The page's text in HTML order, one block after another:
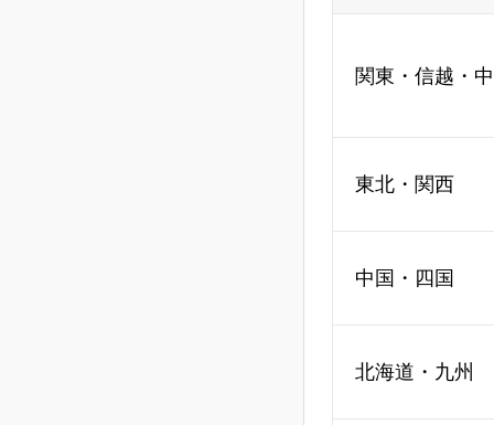
関東・信越・
東北・関西
中国・四国
北海道・九州